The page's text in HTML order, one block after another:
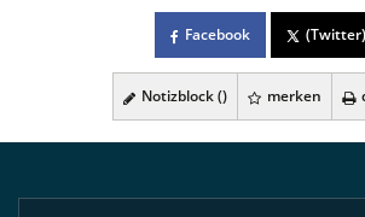
Facebook (Twitter)
Notizblock () merken